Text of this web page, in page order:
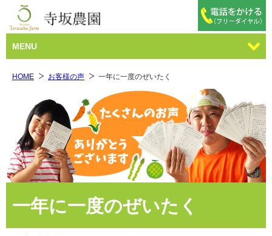
MENU
HOME お客様の声 一年に一度のぜいたく
一年に一度のぜいたく